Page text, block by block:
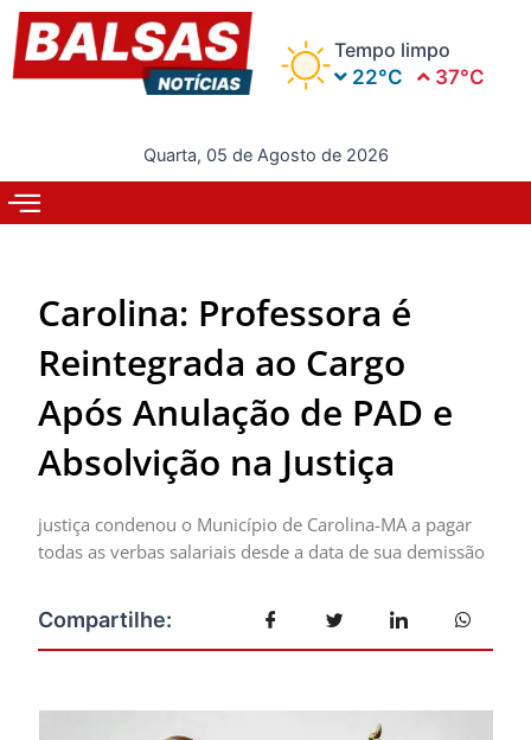
para
Tempo limpo
22°C
37°C
Quarta, 05 de Agosto de 2026
Carolina: Professora é
Reintegrada ao Cargo
Após Anulação de PAD e
Absolvição na Justiça
justiça condenou o Município de Carolina-MA a pagar
todas as verbas salariais desde a data de sua demissão